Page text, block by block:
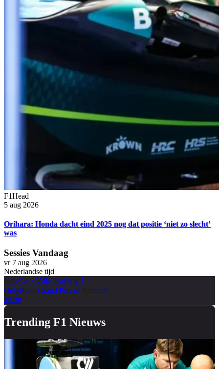
F1Head
5 aug 2026
Orihara: Honda dacht eind 2025 nog dat positie ‘niet zo slecht’
was
Sessies Vandaag
vr 7 aug 2026
Nederlandse tijd
IndyCar· Vrije Training 1
OnlyBulls Grand Prix of Portland
23:30
Trending F1 Nieuws